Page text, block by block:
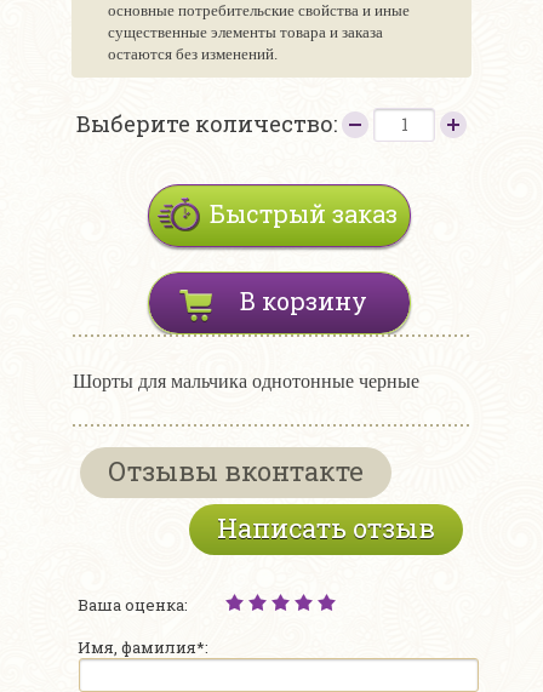
основные потребительские свойства и иные
существенные элементы товара и заказа
остаются без изменений.
Выберите количество:
Быстрый заказ
В корзину
Шорты для мальчика однотонные черные
Отзывы вконтакте
Написать отзыв
Ваша оценка:
Имя, фамилия*: